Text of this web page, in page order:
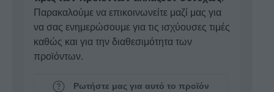
Παρακαλούμε να επικοινωνείτε μαζί μας για
να σας ενημερώσουμε για τις ισχύουσες τιμές
καθώς και για την διαθεσιμότητα των
προϊόντων.
Ρωτήστε μας για αυτό το προϊόν